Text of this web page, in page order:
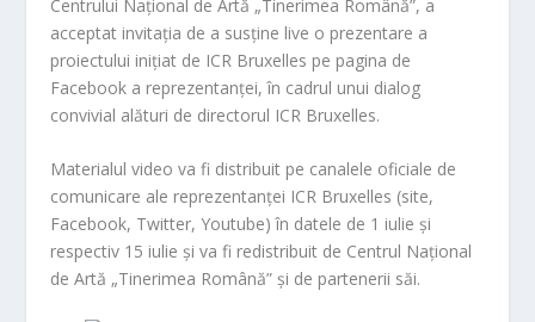
Centrului Național de Artă „Tinerimea Română”, a
acceptat invitația de a susține live o prezentare a
proiectului inițiat de ICR Bruxelles pe pagina de
Facebook a reprezentanței, în cadrul unui dialog
convivial alături de directorul ICR Bruxelles.
Materialul video va fi distribuit pe canalele oficiale de
comunicare ale reprezentanței ICR Bruxelles (site,
Facebook, Twitter, Youtube) în datele de 1 iulie și
respectiv 15 iulie și va fi redistribuit de Centrul Național
de Artă „Tinerimea Română” și de partenerii săi.